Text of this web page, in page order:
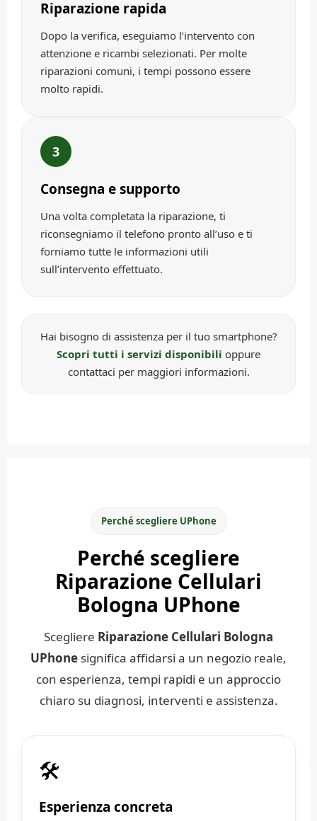
Riparazione rapida
Dopo la verifica, eseguiamo l’intervento con
attenzione e ricambi selezionati. Per molte
riparazioni comuni, i tempi possono essere
molto rapidi.
3
Consegna e supporto
Una volta completata la riparazione, ti
riconsegniamo il telefono pronto all’uso e ti
forniamo tutte le informazioni utili
sull’intervento effettuato.
Hai bisogno di assistenza per il tuo smartphone?
Scopri tutti i servizi disponibili oppure
contattaci per maggiori informazioni.
Perché scegliere UPhone
Perché scegliere
Riparazione Cellulari
Bologna UPhone
Scegliere Riparazione Cellulari Bologna
UPhone significa affidarsi a un negozio reale,
con esperienza, tempi rapidi e un approccio
chiaro su diagnosi, interventi e assistenza.
🛠️
Esperienza concreta